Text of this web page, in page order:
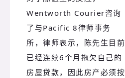
Wentworth Courier咨询
了与Pacific 8律师事务
所，律师表示，陈先生目前
已经连续6个月拖欠自己的
房屋贷款，因此房产必须按